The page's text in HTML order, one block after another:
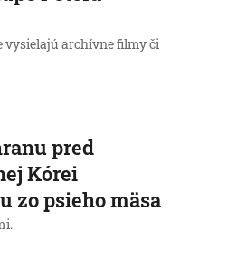
vysielajú archívne filmy či
pred
Kórei
zo psieho mäsa